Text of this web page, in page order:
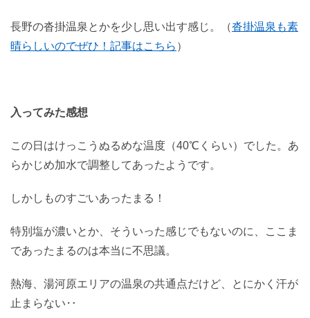
長野の沓掛温泉とかを少し思い出す感じ。（沓掛温泉も素
晴らしいのでぜひ！記事はこちら ）
入ってみた感想
この日はけっこうぬるめな温度（40℃くらい）でした。あ
らかじめ加水で調整してあったようです。
しかしものすごいあったまる！
特別塩が濃いとか、そういった感じでもないのに、ここま
であったまるのは本当に不思議。
熱海、湯河原エリアの温泉の共通点だけど、とにかく汗が
止まらない‥